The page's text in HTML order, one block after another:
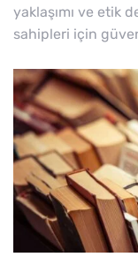
yaklaşımı ve etik
sahipleri için